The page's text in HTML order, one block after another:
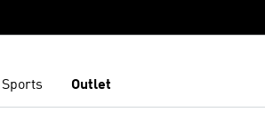
Sports Outlet